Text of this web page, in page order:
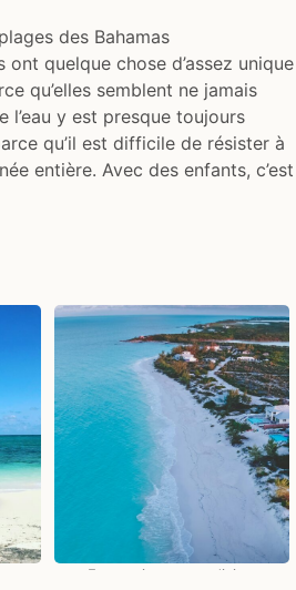
des Bahamas
ont quelque chose d’assez unique
qu’elles semblent ne jamais
l’eau y est presque toujours
qu’il est difficile de résister à
entière. Avec des enfants, c’est
...Et son rivage paradisiaque